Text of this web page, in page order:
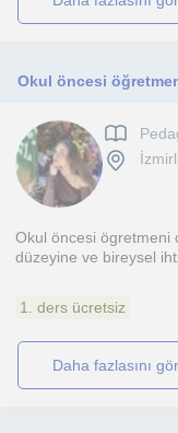
Okul öncesi
İzmirli
Okul öncesi ögretmeni
düzeyine ve bireysel
1. ders ücretsiz
daha fazlasını gör